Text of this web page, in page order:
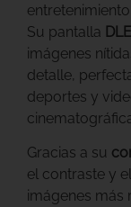
Su pantalla
imágenes
detalle,
deportes y
Gracias a su
el contraste y
imágenes más